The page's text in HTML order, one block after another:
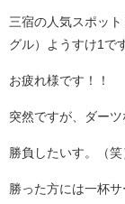
三宿の人気スポッ
グル）ようすけ1で
お疲れ様です！！
突然ですが、ダーツ
勝負したいす。（笑
勝った方には一杯サ